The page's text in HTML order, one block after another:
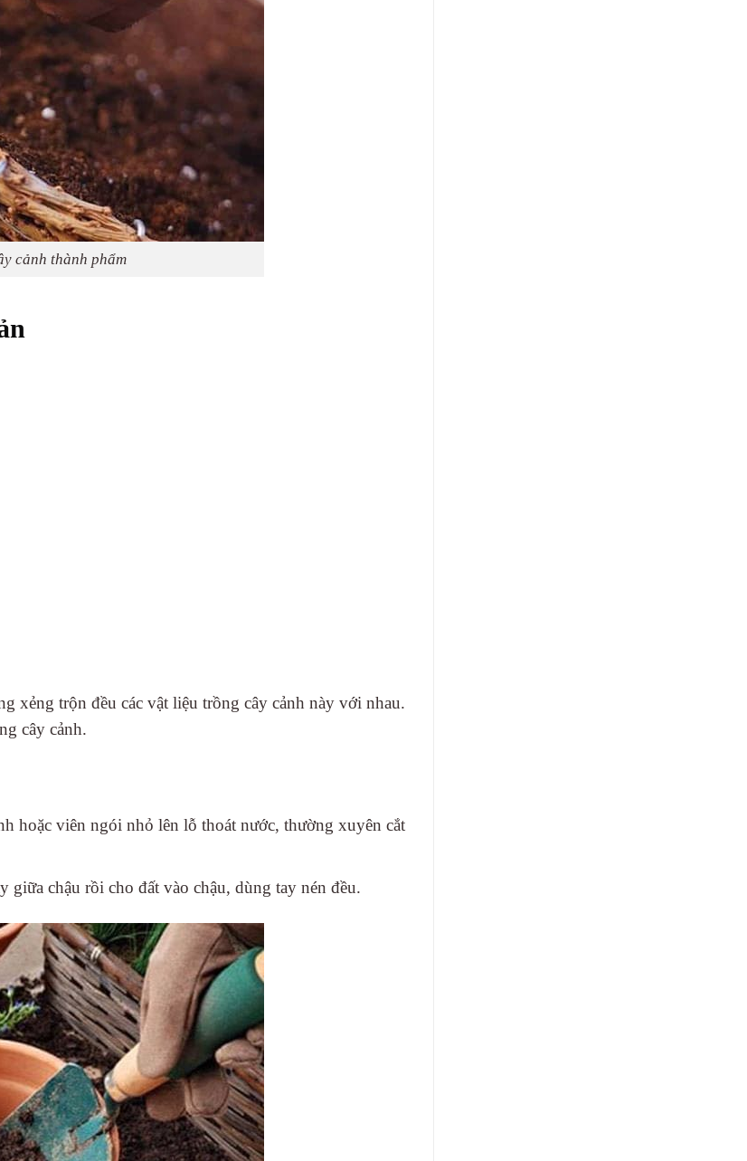
cảnh thành phẩm
xẻng trộn đều các vật liệu trồng cây cảnh này với nhau.
cây cảnh.
hoặc viên ngói nhỏ lên lỗ thoát nước, thường xuyên cắt
chậu rồi cho đất vào chậu, dùng tay nén đều.